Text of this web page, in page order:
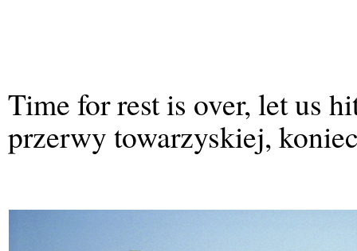
Time for rest is over, let us
przerwy towarzyskiej,